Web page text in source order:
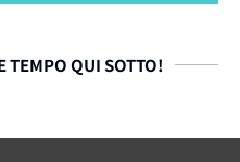
TEMPO QUI SOTTO!